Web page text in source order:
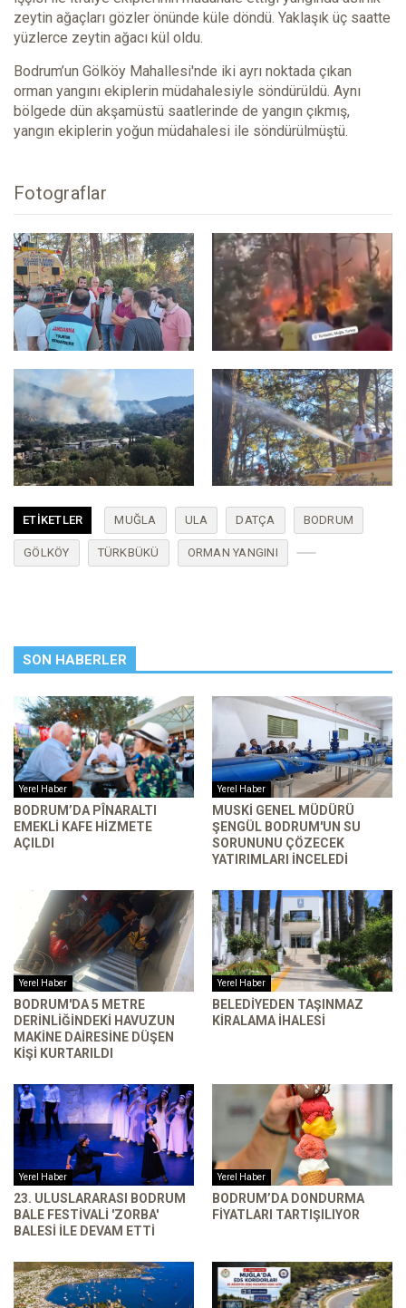
zeytin ağaçları gözler önünde küle döndü. Yaklaşık üç saatte
yüzlerce zeytin ağacı kül oldu.
Bodrum’un Gölköy Mahallesi'nde iki ayrı noktada çıkan
orman yangını ekiplerin müdahalesiyle söndürüldü. Aynı
bölgede dün akşamüstü saatlerinde de yangın çıkmış,
yangın ekiplerin yoğun müdahalesi ile söndürülmüştü.
Fotograflar
ETIKETLER MUĞLA ULA DATÇA BODRUM
GÖLKÖY TÜRKBÜKÜ ORMAN YANGINI
SON HABERLER
Yerel Haber
BODRUM’DA PÎNARALTI
EMEKLI KAFE HIZMETE
AÇILDI
Yerel Haber
MUSKİ GENEL MÜDÜRÜ
ŞENGÜL BODRUM'UN SU
SORUNUNU ÇÖZECEK
YATIRIMLARI INCELEDI
Yerel Haber
BODRUM'DA 5 METRE
DERINLIĞINDEKI HAVUZUN
MAKINE DAIRESINE DÜŞEN
KIŞI KURTARILDI
Yerel Haber
BELEDIYEDEN TAŞINMAZ
KIRALAMA İHALESI
Yerel Haber
23. ULUSLARARASI BODRUM
BALE FESTIVALI 'ZORBA'
BALESI ILE DEVAM ETTI
Yerel Haber
BODRUM’DA DONDURMA
FIYATLARI TARTIŞILIYOR